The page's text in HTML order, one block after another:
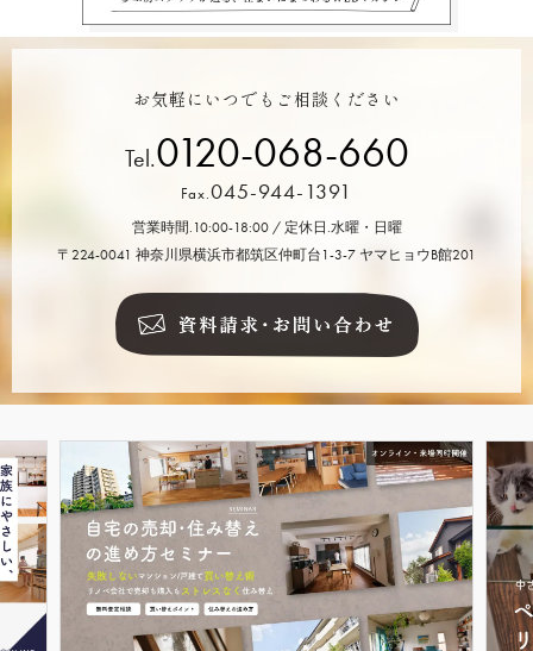
お気軽にいつでもご相談ください
Tel.0120-068-660
Fax.045-944-1391
営業時間.10:00-18:00 / 定休日.水曜・日曜
〒224-0041 神奈川県横浜市都筑区仲町台1-3-7 ヤマヒョウB館201